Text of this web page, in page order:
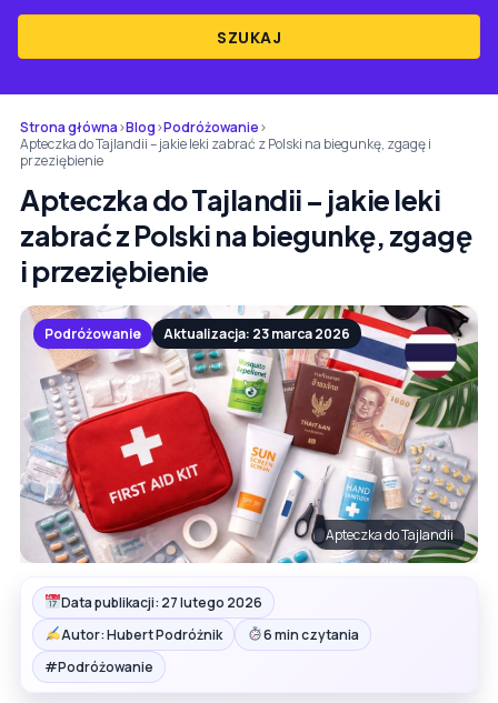
SZUKAJ
Strona główna›Blog›Podróżowanie›
Apteczka do Tajlandii – jakie leki zabrać z Polski na biegunkę, zgagę i
przeziębienie
Apteczka do Tajlandii – jakie leki
zabrać z Polski na biegunkę, zgagę
i przeziębienie
Podróżowanie Aktualizacja: 23 marca 2026
Apteczka do Tajlandii
Data publikacji: 27 lutego 2026
Autor: Hubert Podróżnik
6 min czytania
#Podróżowanie